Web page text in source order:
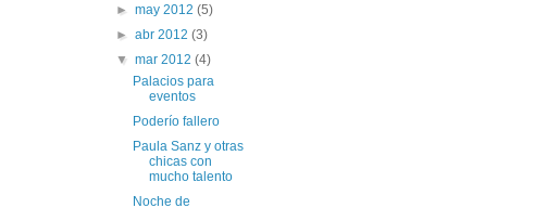
►may 2012(5)
►abr 2012(3)
▼mar 2012(4)
Palacios para
eventos
Poderío fallero
Paula Sanz y otras
chicas con
mucho talento
Noche de